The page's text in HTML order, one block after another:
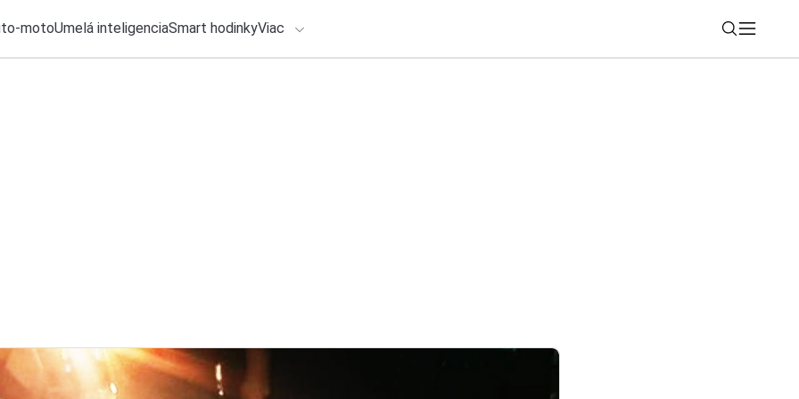
motoUmelá inteligenciaSmart hodinkyViac